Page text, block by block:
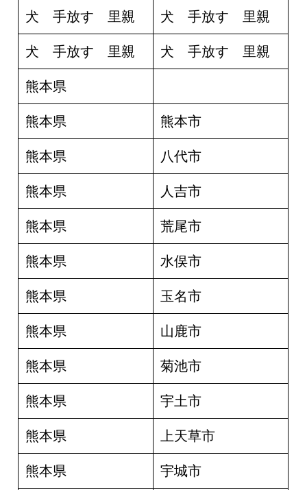
犬 手放す 里親 犬 手放す 里親
犬 手放す 里親 犬 手放す 里親
熊本県
熊本県 熊本市
熊本県 八代市
熊本県 人吉市
熊本県 荒尾市
熊本県 水俣市
熊本県 玉名市
熊本県 山鹿市
熊本県 菊池市
熊本県 宇土市
熊本県 上天草市
熊本県 宇城市